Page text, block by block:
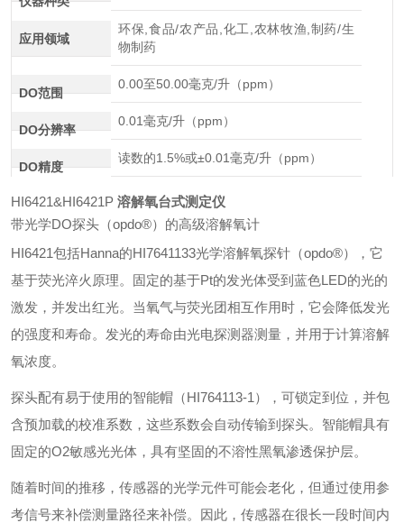
应用领域
环保,食品/农产品,化工,农林牧渔,制药/生
物制药
DO范围
0.00至50.00毫克/升（ppm）
DO分辨率
0.01毫克/升（ppm）
DO精度
读数的1.5%或±0.01毫克/升（ppm）
HI6421&HI6421P 溶解氧台式测定仪
带光学DO探头（opdo®）的高级溶解氧计
HI6421包括Hanna的HI7641133光学溶解氧探针（opdo®），它
基于荧光淬火原理。固定的基于Pt的发光体受到蓝色LED的光的
激发，并发出红光。当氧气与荧光团相互作用时，它会降低发光
的强度和寿命。发光的寿命由光电探测器测量，并用于计算溶解
氧浓度。
探头配有易于使用的智能帽（HI764113-1），可锁定到位，并包
含预加载的校准系数，这些系数会自动传输到探头。智能帽具有
固定的O2敏感光光体，具有坚固的不溶性黑氧渗透保护层。
随着时间的推移，传感器的光学元件可能会老化，但通过使用参
考信号来补偿测量路径来补偿。因此，传感器在很长一段时间内